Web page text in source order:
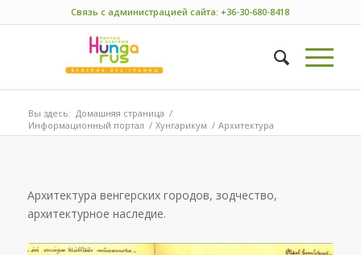
Связь с администрацией сайта: +36-30-680-8418
Вы здесь: Домашняя страница /
Информационный портал / Хунгарикум / Архитектура
Архитектура венгерских городов, зодчество,
архитектурное наследие.